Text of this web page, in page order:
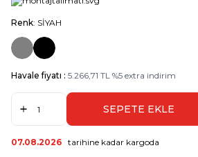
Renk: SİYAH
Havale fiyatı : 5.266,71 TL %5 extra indirim
SEPETE EKLE
07.08.2026 tarihine kadar kargoda